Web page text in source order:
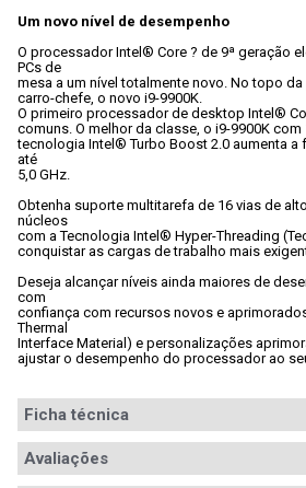
Um novo nível de desempenho
O processador Intel® Core ? de 9ª geração
PCs de
mesa a um nível totalmente novo. No topo
carro-chefe, o novo i9-9900K.
O primeiro processador de desktop Intel®
comuns. O melhor da classe, o i9-9900K com
tecnologia Intel® Turbo Boost 2.0 aumenta a
até
5,0 GHz.
Obtenha suporte multitarefa de 16 vias de
núcleos
com a Tecnologia Intel® Hyper-Threading
conquistar as cargas de trabalho mais
Deseja alcançar níveis ainda maiores de
com
confiança com recursos novos e
Thermal
Interface Material) e personalizações
ajustar o desempenho do processador ao
Ficha técnica
Série
Avaliações